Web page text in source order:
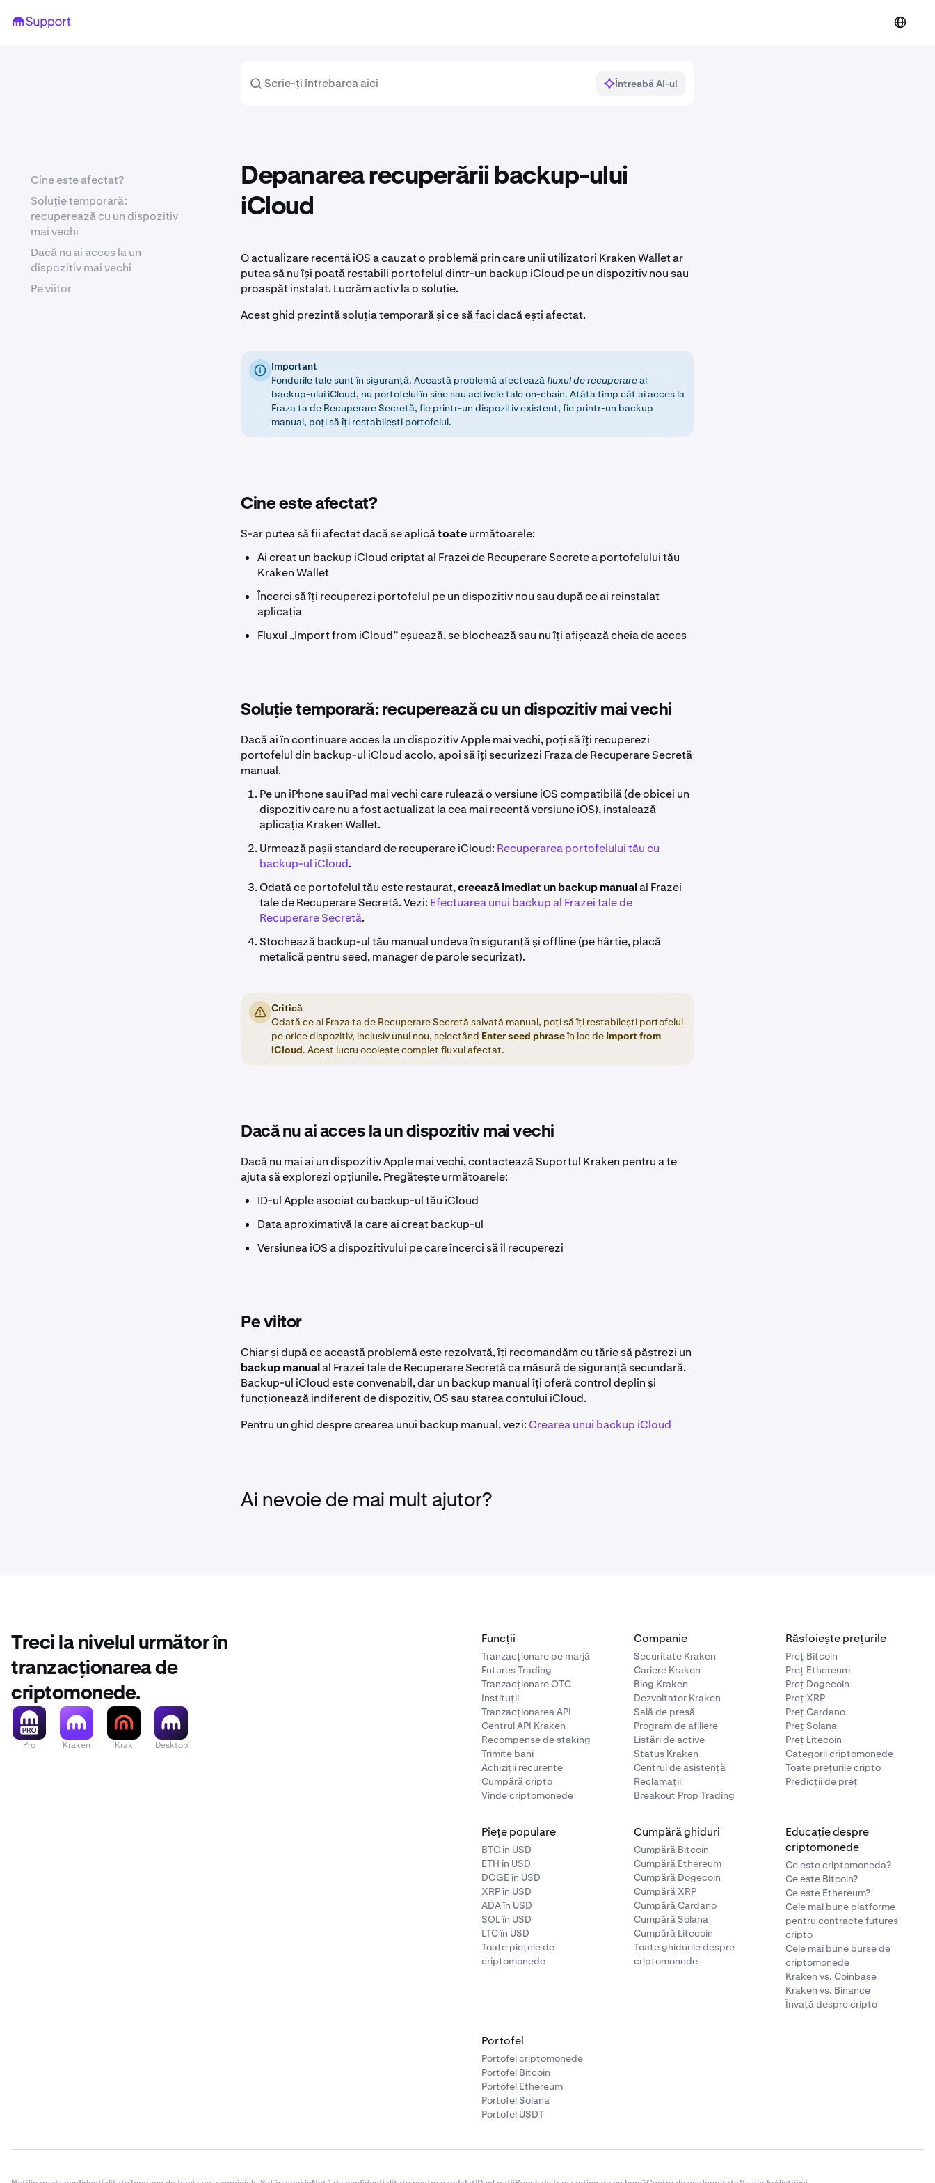
Întreabă AI-ul
Depanarea recuperării backup-ului
iCloud
O actualizare recentă iOS a cauzat o problemă prin care unii utilizatori Kraken Wallet ar
putea să nu își poată restabili portofelul dintr-un backup iCloud pe un dispozitiv nou sau
proaspăt instalat. Lucrăm activ la o soluție.
Acest ghid prezintă soluția temporară și ce să faci dacă ești afectat.
Important
Fondurile tale sunt în siguranță. Această problemă afecteazăfluxul de recuperareal
backup-ului iCloud, nu portofelul în sine sau activele tale on-chain. Atâta timp cât ai acces la
Fraza ta de Recuperare Secretă, fie printr-un dispozitiv existent, fie printr-un backup
manual, poți să îți restabilești portofelul.
Cine este afectat?
S-ar putea să fii afectat dacă se aplicătoateurmătoarele:
Ai creat un backup iCloud criptat al Frazei de Recuperare Secrete a portofelului tău
Kraken Wallet
Încerci să îți recuperezi portofelul pe un dispozitiv nou sau după ce ai reinstalat
aplicația
Fluxul „Import from iCloud” eșuează, se blochează sau nu îți afișează cheia de acces
Soluție temporară: recuperează cu un dispozitiv mai vechi
Dacă ai în continuare acces la un dispozitiv Apple mai vechi, poți să îți recuperezi
portofelul din backup-ul iCloud acolo, apoi să îți securizezi Fraza de Recuperare Secretă
manual.
Pe un iPhone sau iPad mai vechi care rulează o versiune iOS compatibilă (de obicei un
dispozitiv care nu a fost actualizat la cea mai recentă versiune iOS), instalează
aplicația Kraken Wallet.
Urmează pașii standard de recuperare iCloud: Recuperarea portofelului tău cu
backup-ul iCloud.
Odată ce portofelul tău este restaurat,creează imediat un backup manualal Frazei
tale de Recuperare Secretă. Vezi: Efectuarea unui backup al Frazei tale de
Recuperare Secretă.
Stochează backup-ul tău manual undeva în siguranță și offline (pe hârtie, placă
metalică pentru seed, manager de parole securizat).
Critică
Odată ce ai Fraza ta de Recuperare Secretă salvată manual, poți să îți restabilești portofelul
pe orice dispozitiv, inclusiv unul nou, selectând Enter seed phraseîn loc de Import from
iCloud. Acest lucru ocolește complet fluxul afectat.
Dacă nu ai acces la un dispozitiv mai vechi
Dacă nu mai ai un dispozitiv Apple mai vechi, contactează Suportul Kraken pentru a te
ajuta să explorezi opțiunile. Pregătește următoarele:
ID-ul Apple asociat cu backup-ul tău iCloud
Data aproximativă la care ai creat backup-ul
Versiunea iOS a dispozitivului pe care încerci să îl recuperezi
Pe viitor
Chiar și după ce această problemă este rezolvată, îți recomandăm cu tărie să păstrezi un
backup manualal Frazei tale de Recuperare Secretă ca măsură de siguranță secundară.
Backup-ul iCloud este convenabil, dar un backup manual îți oferă control deplin și
funcționează indiferent de dispozitiv, OS sau starea contului iCloud.
Pentru un ghid despre crearea unui backup manual, vezi: Crearea unui backup iCloud
Cine este afectat?
Soluție temporară:
recuperează cu un dispozitiv
mai vechi
Dacă nu ai acces la un
dispozitiv mai vechi
Pe viitor
Ai nevoie de mai mult ajutor?
Treci la nivelul următor în
tranzacționarea de
criptomonede.
Pro Kraken Krak Desktop
Funcții
Tranzacționare pe marjă
Futures Trading
Tranzacționare OTC
Instituții
Tranzacționarea API
Centrul API Kraken
Recompense de staking
Trimite bani
Achiziții recurente
Cumpără cripto
Vinde criptomonede
Companie
Securitate Kraken
Cariere Kraken
Blog Kraken
Dezvoltator Kraken
Sală de presă
Program de afiliere
Listări de active
Status Kraken
Centrul de asistență
Reclamații
Breakout Prop Trading
Răsfoiește prețurile
Preț Bitcoin
Preț Ethereum
Preț Dogecoin
Preț XRP
Preț Cardano
Preț Solana
Preț Litecoin
Categorii criptomonede
Toate prețurile cripto
Predicții de preț
Piețe populare
BTC în USD
ETH în USD
DOGE în USD
XRP în USD
ADA în USD
SOL în USD
LTC în USD
Toate piețele de
criptomonede
Cumpără ghiduri
Cumpără Bitcoin
Cumpără Ethereum
Cumpără Dogecoin
Cumpără XRP
Cumpără Cardano
Cumpără Solana
Cumpără Litecoin
Toate ghidurile despre
criptomonede
Educație despre
criptomonede
Ce este criptomoneda?
Ce este Bitcoin?
Ce este Ethereum?
Cele mai bune platforme
pentru contracte futures
cripto
Cele mai bune burse de
criptomonede
Kraken vs. Coinbase
Kraken vs. Binance
Învață despre cripto
Portofel
Portofel criptomonede
Portofel Bitcoin
Portofel Ethereum
Portofel Solana
Portofel USDT